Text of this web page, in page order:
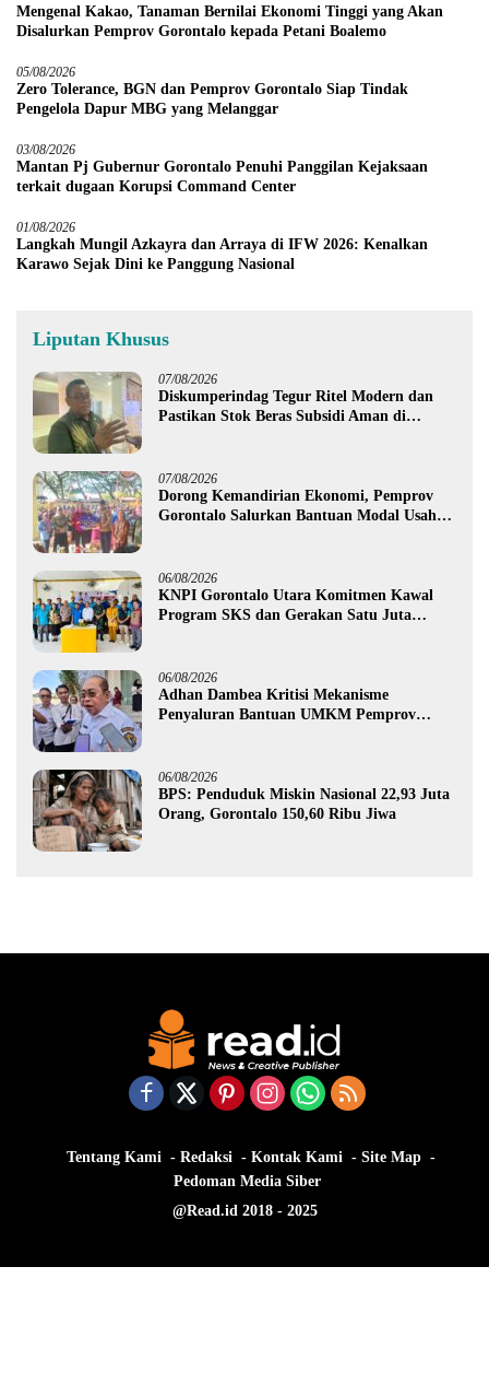
Mengenal Kakao, Tanaman Bernilai Ekonomi Tinggi yang Akan
Disalurkan Pemprov Gorontalo kepada Petani Boalemo
05/08/2026
Zero Tolerance, BGN dan Pemprov Gorontalo Siap Tindak
Pengelola Dapur MBG yang Melanggar
03/08/2026
Mantan Pj Gubernur Gorontalo Penuhi Panggilan Kejaksaan
terkait dugaan Korupsi Command Center
01/08/2026
Langkah Mungil Azkayra dan Arraya di IFW 2026: Kenalkan
Karawo Sejak Dini ke Panggung Nasional
Liputan Khusus
07/08/2026
Diskumperindag Tegur Ritel Modern dan
Pastikan Stok Beras Subsidi Aman di
07/08/2026
Dorong Kemandirian Ekonomi, Pemprov
Gorontalo Salurkan Bantuan Modal Usaha
06/08/2026
KNPI Gorontalo Utara Komitmen Kawal
Program SKS dan Gerakan Satu Juta
06/08/2026
Adhan Dambea Kritisi Mekanisme
Penyaluran Bantuan UMKM Pemprov
06/08/2026
BPS: Penduduk Miskin Nasional 22,93 Juta
Orang, Gorontalo 150,60 Ribu Jiwa
Tentang Kami Redaksi Kontak Kami
Site Map
Pedoman Media Siber
@Read.id 2018 - 2025